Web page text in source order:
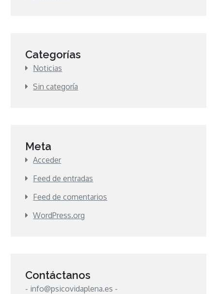
Categorías
Noticias
Sin categoría
Meta
Acceder
Feed de entradas
Feed de comentarios
WordPress.org
Contáctanos
- info@psicovidaplena.es -